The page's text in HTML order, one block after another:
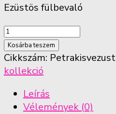
Ezüstös fülbevaló
Ezüst
négyzet
fülbevaló
mennyiség
Kosárba teszem
Cikkszám: Petrakisvezust
kollekció
Leírás
Vélemények (0)